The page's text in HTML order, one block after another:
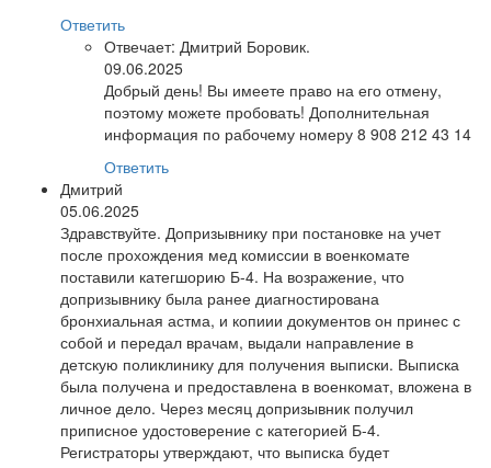
Ответить
Отвечает: Дмитрий Боровик.
09.06.2025
Добрый день! Вы имеете право на его отмену,
поэтому можете пробовать! Дополнительная
информация по рабочему номеру 8 908 212 43 14
Ответить
Дмитрий
05.06.2025
Здравствуйте. Допризывнику при постановке на учет
после прохождения мед комиссии в военкомате
поставили категшорию Б-4. На возражение, что
допризывнику была ранее диагностирована
бронхиальная астма, и копиии документов он принес с
собой и передал врачам, выдали направление в
детскую поликлинику для получения выписки. Выписка
была получена и предоставлена в военкомат, вложена в
личное дело. Через месяц допризывник получил
приписное удостоверение с категорией Б-4.
Регистраторы утверждают, что выписка будет